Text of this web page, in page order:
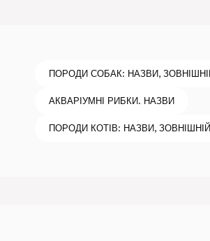
ПОРОДИ СОБАК: НАЗВИ,
АКВАРІУМНІ РИБКИ. НАЗВИ
ПОРОДИ КОТІВ: НАЗВИ,